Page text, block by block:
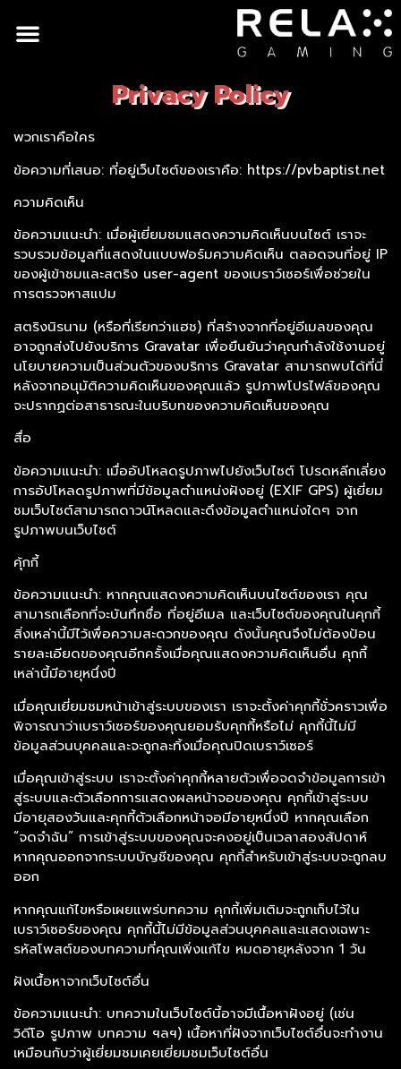
Privacy Policy
พวกเราคือใคร
ข้อความที่เสนอ: ที่อยู่เว็บไซต์ของเราคือ: https://pvbaptist.net
ความคิดเห็น
ข้อความแนะนำ: เมื่อผู้เยี่ยมชมแสดงความคิดเห็นบนไซต์ เราจะ
รวบรวมข้อมูลที่แสดงในแบบฟอร์มความคิดเห็น ตลอดจนที่อยู่ IP
ของผู้เข้าชมและสตริง user-agent ของเบราว์เซอร์เพื่อช่วยใน
การตรวจหาสแปม
สตริงนิรนาม (หรือที่เรียกว่าแฮช) ที่สร้างจากที่อยู่อีเมลของคุณ
อาจถูกส่งไปยังบริการ Gravatar เพื่อยืนยันว่าคุณกำลังใช้งานอยู่
นโยบายความเป็นส่วนตัวของบริการ Gravatar สามารถพบได้ที่นี่
หลังจากอนุมัติความคิดเห็นของคุณแล้ว รูปภาพโปรไฟล์ของคุณ
จะปรากฏต่อสาธารณะในบริบทของความคิดเห็นของคุณ
สื่อ
ข้อความแนะนำ: เมื่ออัปโหลดรูปภาพไปยังเว็บไซต์ โปรดหลีกเลี่ยง
การอัปโหลดรูปภาพที่มีข้อมูลตำแหน่งฝังอยู่ (EXIF GPS) ผู้เยี่ยม
ชมเว็บไซต์สามารถดาวน์โหลดและดึงข้อมูลตำแหน่งใดๆ จาก
รูปภาพบนเว็บไซต์
คุ้กกี้
ข้อความแนะนำ: หากคุณแสดงความคิดเห็นบนไซต์ของเรา คุณ
สามารถเลือกที่จะบันทึกชื่อ ที่อยู่อีเมล และเว็บไซต์ของคุณในคุกกี้
สิ่งเหล่านี้มีไว้เพื่อความสะดวกของคุณ ดังนั้นคุณจึงไม่ต้องป้อน
รายละเอียดของคุณอีกครั้งเมื่อคุณแสดงความคิดเห็นอื่น คุกกี้
เหล่านี้มีอายุหนึ่งปี
เมื่อคุณเยี่ยมชมหน้าเข้าสู่ระบบของเรา เราจะตั้งค่าคุกกี้ชั่วคราวเพื่อ
พิจารณาว่าเบราว์เซอร์ของคุณยอมรับคุกกี้หรือไม่ คุกกี้นี้ไม่มี
ข้อมูลส่วนบุคคลและจะถูกละทิ้งเมื่อคุณปิดเบราว์เซอร์
เมื่อคุณเข้าสู่ระบบ เราจะตั้งค่าคุกกี้หลายตัวเพื่อจดจำข้อมูลการเข้า
สู่ระบบและตัวเลือกการแสดงผลหน้าจอของคุณ คุกกี้เข้าสู่ระบบ
มีอายุสองวันและคุกกี้ตัวเลือกหน้าจอมีอายุหนึ่งปี หากคุณเลือก
“จดจำฉัน” การเข้าสู่ระบบของคุณจะคงอยู่เป็นเวลาสองสัปดาห์
หากคุณออกจากระบบบัญชีของคุณ คุกกี้สำหรับเข้าสู่ระบบจะถูกลบ
ออก
หากคุณแก้ไขหรือเผยแพร่บทความ คุกกี้เพิ่มเติมจะถูกเก็บไว้ใน
เบราว์เซอร์ของคุณ คุกกี้นี้ไม่มีข้อมูลส่วนบุคคลและแสดงเฉพาะ
รหัสโพสต์ของบทความที่คุณเพิ่งแก้ไข หมดอายุหลังจาก 1 วัน
ฝังเนื้อหาจากเว็บไซต์อื่น
ข้อความแนะนำ: บทความในเว็บไซต์นี้อาจมีเนื้อหาฝังอยู่ (เช่น
วิดีโอ รูปภาพ บทความ ฯลฯ) เนื้อหาที่ฝังจากเว็บไซต์อื่นจะทำงาน
เหมือนกับว่าผู้เยี่ยมชมเคยเยี่ยมชมเว็บไซต์อื่น